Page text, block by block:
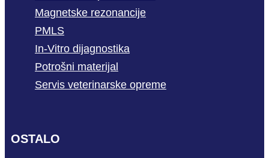
Magnetske rezonancije
PMLS
In-Vitro dijagnostika
Potrošni materijal
Servis veterinarske opreme
OSTALO